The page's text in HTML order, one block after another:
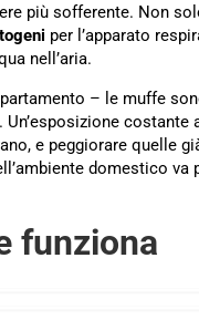
più sofferente. Non
per l’apparato
nell’aria.
– le muffe
. Un’esposizione
e peggiorare quelle
domestico
funziona